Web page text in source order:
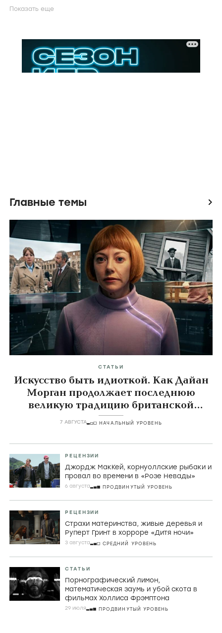
Показать еще
Главные темы icon
СТАТЬИ
Искусство быть идиоткой. Как Дайан
Морган продолжает последнюю
великую традицию британской
комедии
7 АВГУСТА НАЧАЛЬНЫЙ УРОВЕНЬ
РЕЦЕНЗИИ
Джордж МакКей, корнуоллские рыбаки и
провал во времени в «Розе Невады»
6 августа ПРОДВИНУТЫЙ УРОВЕНЬ
РЕЦЕНЗИИ
Страхи материнства, живые деревья и
Руперт Гринт в хорроре «Дитя ночи»
3 августа СРЕДНИЙ УРОВЕНЬ
СТАТЬИ
Порнографический лимон,
математическая заумь и убой скота в
фильмах Холлиса Фрэмптона
29 июля ПРОДВИНУТЫЙ УРОВЕНЬ